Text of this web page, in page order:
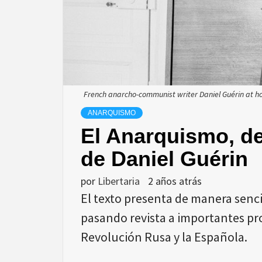
French anarcho-communist writer Daniel Guérin at
ANARQUISMO
El Anarquismo,
de Daniel Guérin
por Libertaria 2 años atrás
El texto presenta de manera
pasando revista a importantes
Revolución Rusa y la Española.